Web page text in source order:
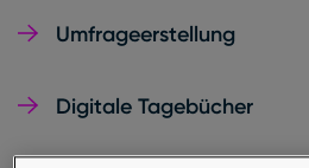
Umfrageerstellung
Digitale Tagebücher